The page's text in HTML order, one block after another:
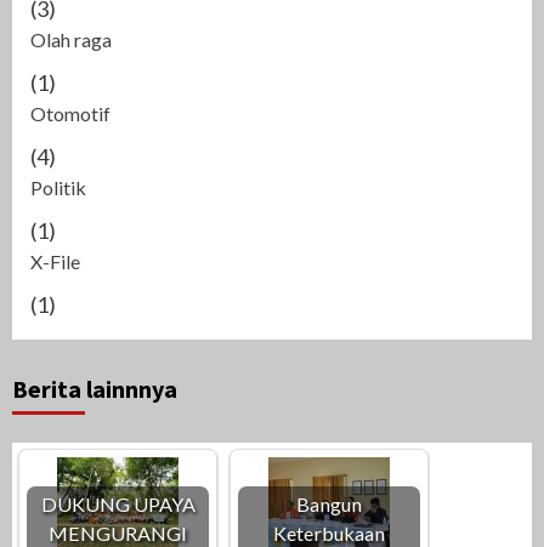
(3)
Olah raga
(1)
Otomotif
(4)
Politik
(1)
X-File
(1)
Berita lainnnya
DUKUNG UPAYA
MENGURANGI
Bangun
Keterbukaan